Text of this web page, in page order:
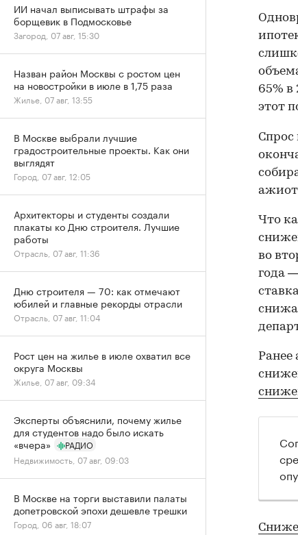
65% в
этот
Спрос
Что
во
года
Ранее
ИИ начал выписывать штрафы за
борщевик в Подмосковье
Загород, 07 авг, 15:30
Назван район Москвы с ростом цен
на новостройки в июле в 1,75 раза
Жилье, 07 авг, 13:55
В Москве выбрали лучшие
градостроительные проекты. Как они
выглядят
Город, 07 авг, 12:05
Архитекторы и студенты создали
плакаты ко Дню строителя. Лучшие
работы
Отрасль, 07 авг, 11:36
Дню строителя — 70: как отмечают
юбилей и главные рекорды отрасли
Отрасль, 07 авг, 11:04
Рост цен на жилье в июле охватил все
округа Москвы
Жилье, 07 авг, 09:34
Эксперты объяснили, почему жилье
для студентов надо было искать
«вчера»
РАДИО
Недвижимость, 07 авг, 09:03
В Москве на торги выставили палаты
допетровской эпохи дешевле трешки
Город, 06 авг, 18:07